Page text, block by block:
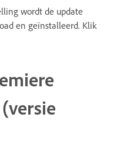
wordt de update
en geïnstalleerd. Klik